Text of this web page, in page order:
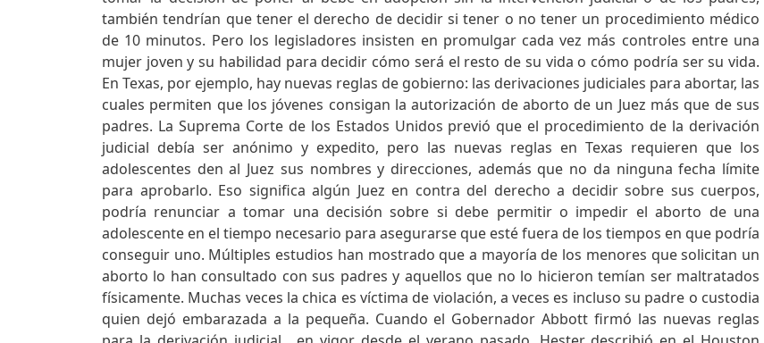
también tendrían que tener el derecho de decidir si tener o no tener un procedimiento médico
de 10 minutos. Pero los legisladores insisten en promulgar cada vez más controles entre una
mujer joven y su habilidad para decidir cómo será el resto de su vida o cómo podría ser su vida.
En Texas, por ejemplo, hay nuevas reglas de gobierno: las derivaciones judiciales para abortar, las
cuales permiten que los jóvenes consigan la autorización de aborto de un Juez más que de sus
padres. La Suprema Corte de los Estados Unidos previó que el procedimiento de la derivación
judicial debía ser anónimo y expedito, pero las nuevas reglas en Texas requieren que los
adolescentes den al Juez sus nombres y direcciones, además que no da ninguna fecha límite
para aprobarlo. Eso significa algún Juez en contra del derecho a decidir sobre sus cuerpos,
podría renunciar a tomar una decisión sobre si debe permitir o impedir el aborto de una
adolescente en el tiempo necesario para asegurarse que esté fuera de los tiempos en que podría
conseguir uno. Múltiples estudios han mostrado que a mayoría de los menores que solicitan un
aborto lo han consultado con sus padres y aquellos que no lo hicieron temían ser maltratados
físicamente. Muchas veces la chica es víctima de violación, a veces es incluso su padre o custodia
quien dejó embarazada a la pequeña. Cuando el Gobernador Abbott firmó las nuevas reglas